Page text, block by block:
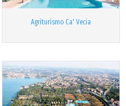
Agriturismo Ca' Vecia